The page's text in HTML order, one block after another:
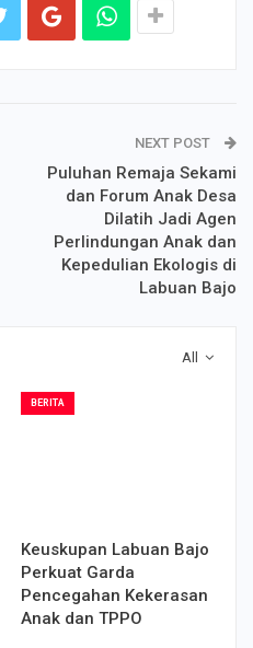
NEXT POST
Puluhan Remaja Sekami
dan Forum Anak Desa
Dilatih Jadi Agen
Perlindungan Anak dan
Kepedulian Ekologis di
Labuan Bajo
All
BERITA
Keuskupan Labuan Bajo
Perkuat Garda
Pencegahan Kekerasan
Anak dan TPPO